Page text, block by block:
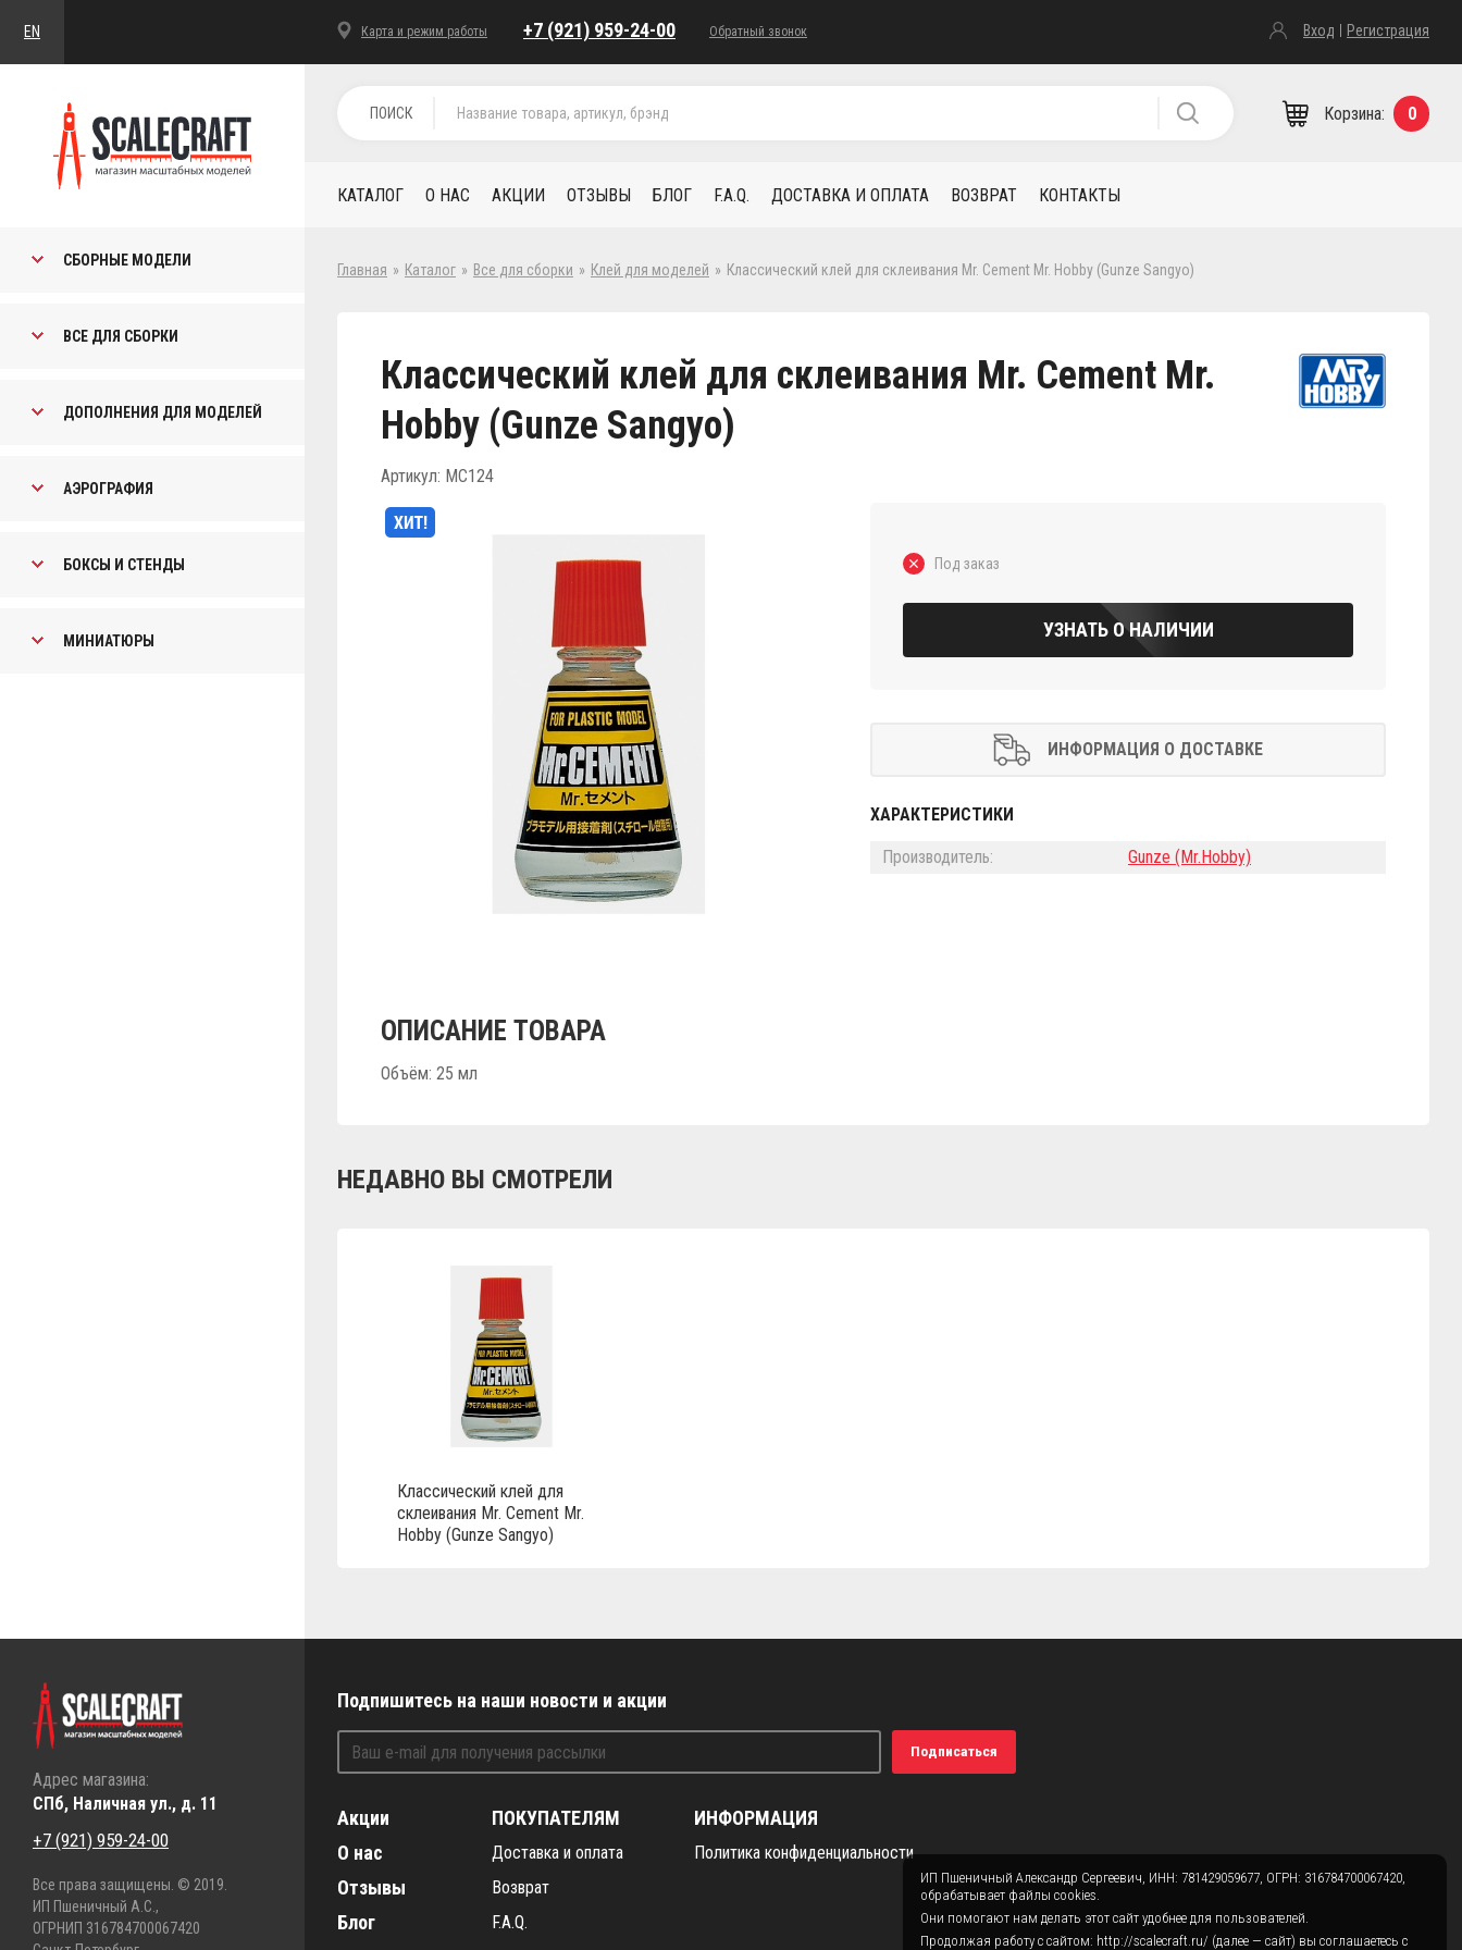
EN Карта и режим работы +7 (921) 959-24-00 Обратный звонок Вход Регистрация
СБОРНЫЕ МОДЕЛИ
ВСЕ ДЛЯ СБОРКИ
ДОПОЛНЕНИЯ ДЛЯ МОДЕЛЕЙ
АЭРОГРАФИЯ
БОКСЫ И СТЕНДЫ
МИНИАТЮРЫ
ПОИСК 0
Корзина:
КАТАЛОГ О НАС АКЦИИ ОТЗЫВЫ БЛОГ F.A.Q. ДОСТАВКА И ОПЛАТА ВОЗВРАТ КОНТАКТЫ
Главная » Каталог » Все для сборки » Клей для моделей » Классический клей для склеивания Mr. Cement Mr. Hobby (Gunze Sangyo)
Классический клей для склеивания Mr. Cement Mr.
Hobby (Gunze Sangyo)
Артикул: MC124
Под заказ
УЗНАТЬ О НАЛИЧИИ
ИНФОРМАЦИЯ О ДОСТАВКЕ
ХАРАКТЕРИСТИКИ
Производитель: Gunze (Mr.Hobby)
ОПИСАНИЕ ТОВАРА
Объём: 25 мл
НЕДАВНО ВЫ СМОТРЕЛИ
Классический клей для
склеивания Mr. Cement Mr.
Hobby (Gunze Sangyo)
Адрес магазина:
СПб, Наличная ул., д. 11
+7 (921) 959-24-00
Все права защищены. © 2019.
ИП Пшеничный А.С.,
ОГРНИП 316784700067420
Подпишитесь на наши новости и акции
Подписаться
Акции
О нас
Отзывы
Блог
ПОКУПАТЕЛЯМ
Доставка и оплата
Возврат
F.A.Q.
ИНФОРМАЦИЯ
Политика конфиденциальности
ИП Пшеничный Александр Сергеевич, ИНН: 781429059677, ОГРН: 316784700067420,
обрабатывает файлы cookies.
Они помогают нам делать этот сайт удобнее для пользователей.
Продолжая работу с сайтом: http://scalecraft.ru/ (далее — сайт) вы соглашаетесь с